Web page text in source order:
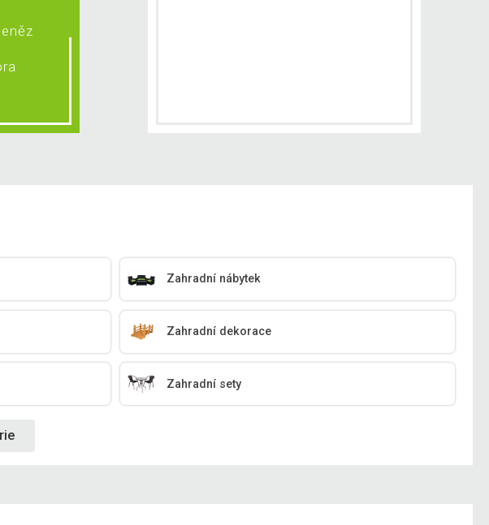
Zahradní nábytek
Zahradní dekorace
Zahradní sety